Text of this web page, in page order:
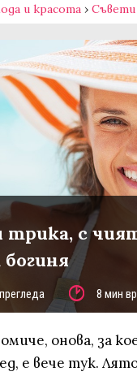
и красота › Съвети
с
8 мин
онова, за
е вече тук.